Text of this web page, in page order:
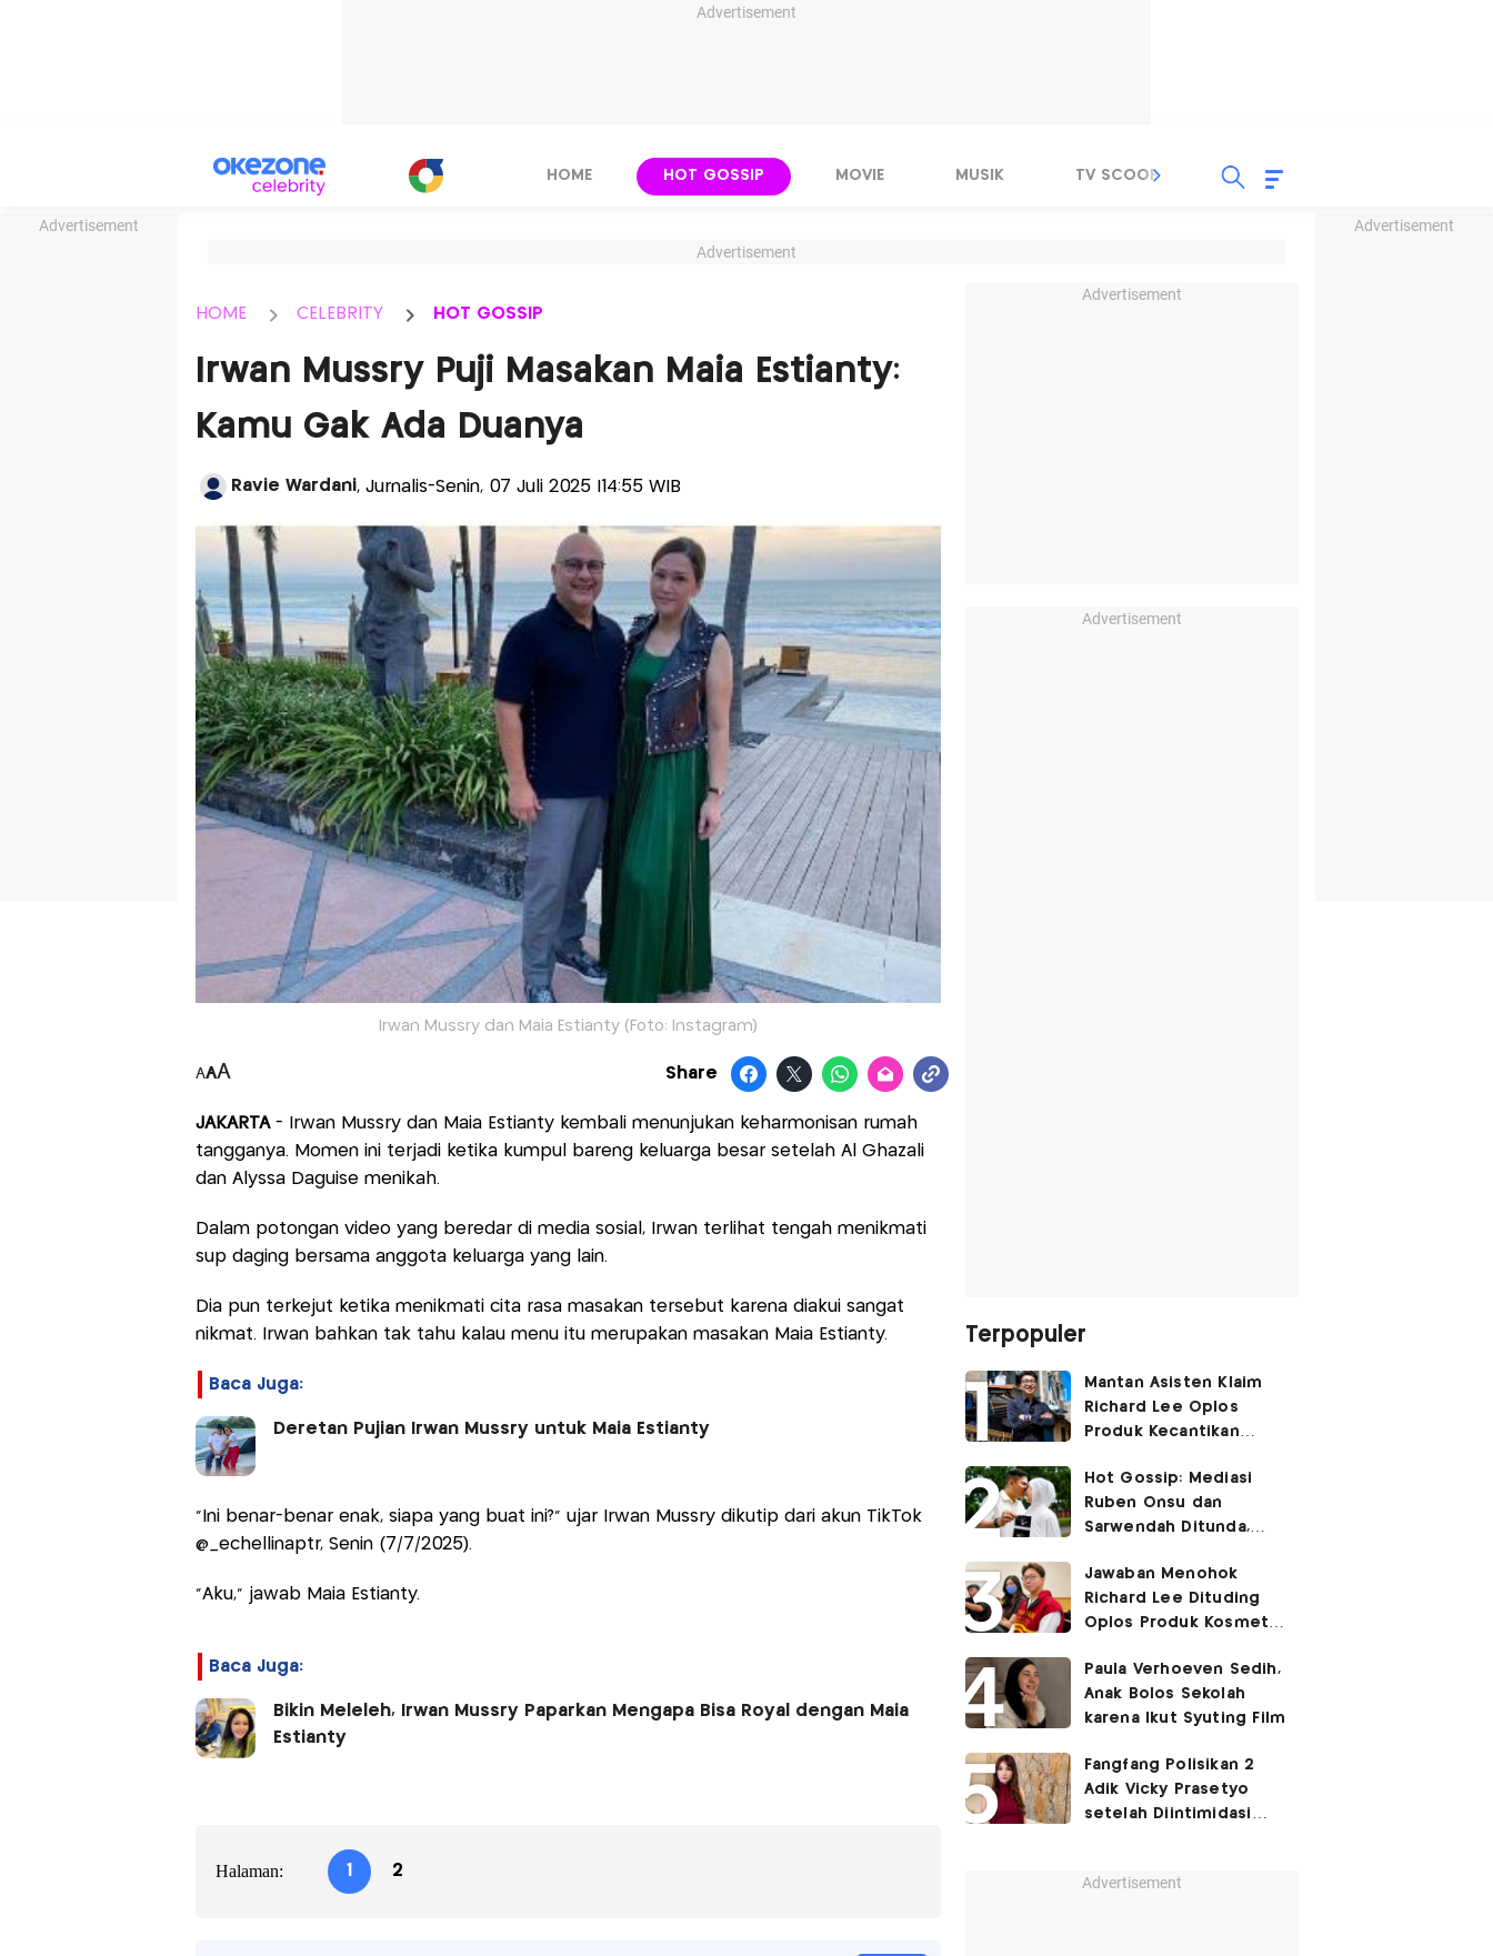
Advertisement
Advertisement Advertisement
HOME HOT GOSSIP MOVIE MUSIK TV SCOOP LIRIK
Advertisement
HOME CELEBRITY HOT GOSSIP
Irwan Mussry Puji Masakan Maia Estianty:
Kamu Gak Ada Duanya
Ravie Wardani, Jurnalis-Senin, 07 Juli 2025 |14:55 WIB
Irwan Mussry dan Maia Estianty (Foto: Instagram)
AAA Share
JAKARTA - Irwan Mussry dan Maia Estianty kembali menunjukan keharmonisan rumah
tangganya. Momen ini terjadi ketika kumpul bareng keluarga besar setelah Al Ghazali
dan Alyssa Daguise menikah.
Dalam potongan video yang beredar di media sosial, Irwan terlihat tengah menikmati
sup daging bersama anggota keluarga yang lain.
Dia pun terkejut ketika menikmati cita rasa masakan tersebut karena diakui sangat
nikmat. Irwan bahkan tak tahu kalau menu itu merupakan masakan Maia Estianty.
Baca Juga:
Deretan Pujian Irwan Mussry untuk Maia Estianty
"Ini benar-benar enak, siapa yang buat ini?" ujar Irwan Mussry dikutip dari akun TikTok
@_echellinaptr, Senin (7/7/2025).
"Aku," jawab Maia Estianty.
Baca Juga:
Bikin Meleleh, Irwan Mussry Paparkan Mengapa Bisa Royal dengan Maia
Estianty
Halaman: 1 2
Advertisement
Advertisement
Terpopuler
Mantan Asisten Klaim
Richard Lee Oplos
Produk Kecantikan
ke Ani-Ani
Hot Gossip: Mediasi
Ruben Onsu dan
Sarwendah Ditunda,
Ketiga
Jawaban Menohok
Richard Lee Dituding
Oplos Produk Kosmetik
Paula Verhoeven Sedih,
Anak Bolos Sekolah
karena Ikut Syuting Film
Fangfang Polisikan 2
Adik Vicky Prasetyo
setelah Diintimidasi
Advertisement